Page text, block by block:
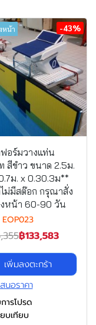
หน้า -43%
อร์มวางแท่น
สีขําว ขนาด 2.5ม.
ม. x 0.30.3ม**
ม่มีสต๊อก กรุณาสั่ง
หน้า 60-90 วัน
฿133,583
เพิ่มลงตะกร้า
นอราคา
ารโปรด
บเทียบ